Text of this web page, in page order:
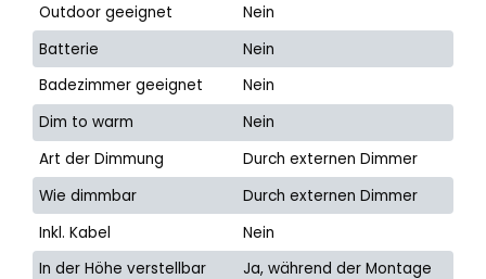
Outdoor geeignet
Nein
Batterie
Nein
Badezimmer geeignet
Nein
Dim to warm
Nein
Art der Dimmung
Durch externen Dimmer
Wie dimmbar
Durch externen Dimmer
Inkl. Kabel
Nein
In der Höhe verstellbar
Ja, während der Montage